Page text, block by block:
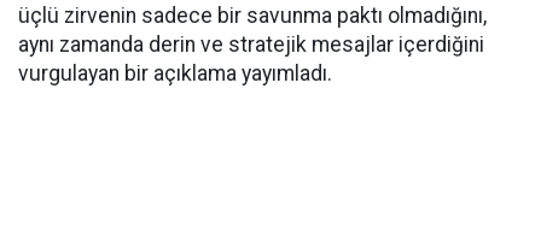
üçlü zirvenin sadece bir savunma paktı olmadığını,
aynı zamanda derin ve stratejik mesajlar içerdiğini
vurgulayan bir açıklama yayımladı.